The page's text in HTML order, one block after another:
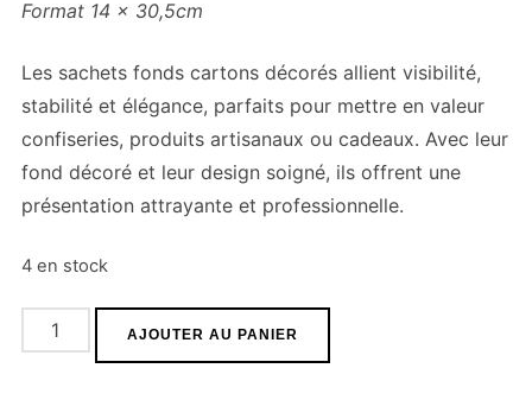
Format 14 x 30,5cm
Les sachets fonds cartons décorés allient visibilité,
stabilité et élégance, parfaits pour mettre en valeur
confiseries, produits artisanaux ou cadeaux. Avec leur
fond décoré et leur design soigné, ils offrent une
présentation attrayante et professionnelle.
4 en stock
quantité
de
AJOUTER AU PANIER